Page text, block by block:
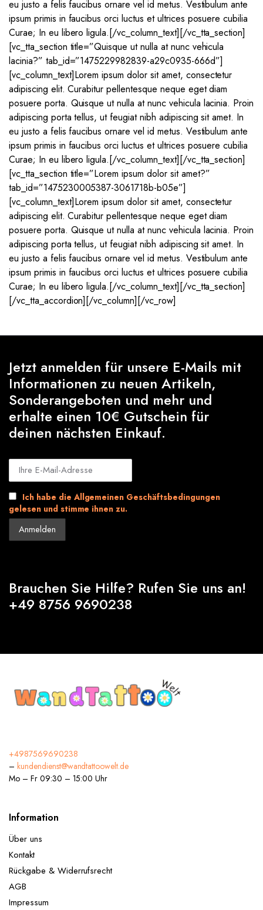
eu justo a felis faucibus ornare vel id metus. Vestibulum ante
ipsum primis in faucibus orci luctus et ultrices posuere cubilia
Curae; In eu libero ligula.[/vc_column_text][/vc_tta_section]
[vc_tta_section title=”Quisque ut nulla at nunc vehicula
lacinia?” tab_id=”1475229982839-a29c0935-666d”]
[vc_column_text]Lorem ipsum dolor sit amet, consectetur
adipiscing elit. Curabitur pellentesque neque eget diam
posuere porta. Quisque ut nulla at nunc vehicula lacinia. Proin
adipiscing porta tellus, ut feugiat nibh adipiscing sit amet. In
eu justo a felis faucibus ornare vel id metus. Vestibulum ante
ipsum primis in faucibus orci luctus et ultrices posuere cubilia
Curae; In eu libero ligula.[/vc_column_text][/vc_tta_section]
[vc_tta_section title=”Lorem ipsum dolor sit amet?”
tab_id=”1475230005387-3061718b-b05e”]
[vc_column_text]Lorem ipsum dolor sit amet, consectetur
adipiscing elit. Curabitur pellentesque neque eget diam
posuere porta. Quisque ut nulla at nunc vehicula lacinia. Proin
adipiscing porta tellus, ut feugiat nibh adipiscing sit amet. In
eu justo a felis faucibus ornare vel id metus. Vestibulum ante
ipsum primis in faucibus orci luctus et ultrices posuere cubilia
Curae; In eu libero ligula.[/vc_column_text][/vc_tta_section]
[/vc_tta_accordion][/vc_column][/vc_row]
Jetzt anmelden für unsere E-Mails mit
Informationen zu neuen Artikeln,
Sonderangeboten und mehr und
erhalte einen 10€ Gutschein für
deinen nächsten Einkauf.
Ich habe die Allgemeinen Geschäftsbedingungen
gelesen und stimme ihnen zu.
Brauchen Sie Hilfe? Rufen Sie uns an!
+49 8756 9690238
+4987569690238
– kundendienst@wandtattoowelt.de
Mo – Fr 09:30 – 15:00 Uhr
Information
Über uns
Kontakt
Rückgabe & Widerrufsrecht
AGB
Impressum